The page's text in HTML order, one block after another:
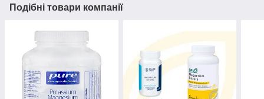
Подібні товари компанії